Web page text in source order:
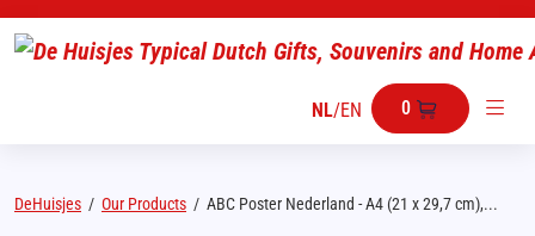
NL/EN 0
DeHuisjes / Our Products / ABC Poster Nederland - A4 (21 x 29,7 cm),...